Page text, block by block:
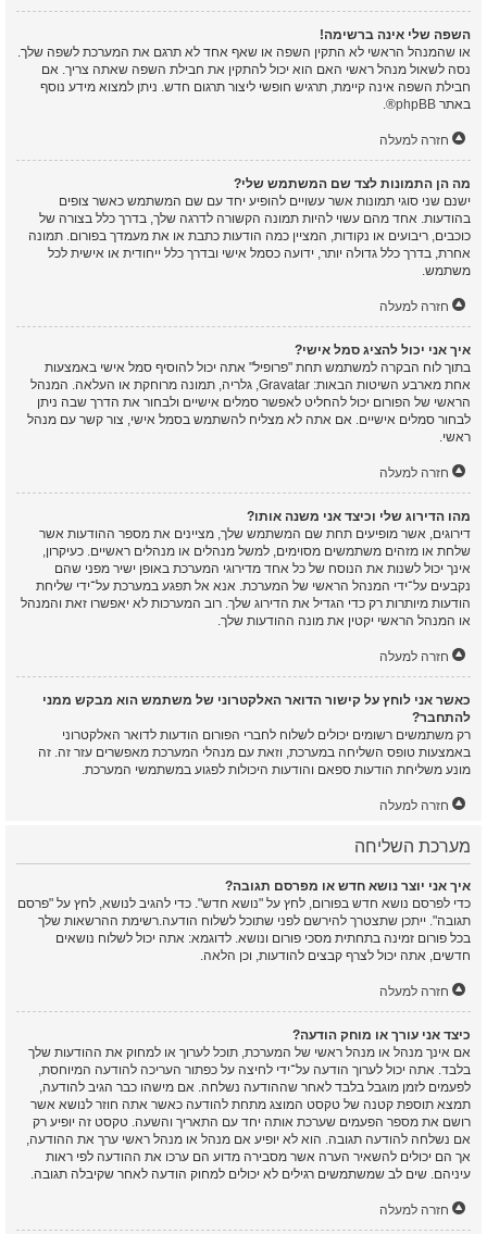
השפה שלי אינה ברשימה!
או שהמנהל הראשי לא התקין השפה או שאף אחד לא תרגם את המערכת לשפה שלך.
נסה לשאול מנהל ראשי האם הוא יכול להתקין את חבילת השפה שאתה צריך. אם
חבילת השפה אינה קיימת, תרגיש חופשי ליצור תרגום חדש. ניתן למצוא מידע נוסף
באתר phpBB
®.
חזרה למעלה
מה הן התמונות לצד שם המשתמש שלי?
ישנם שני סוגי תמונות אשר עשויים להופיע יחד עם שם המשתמש כאשר צופים
בהודעות. אחד מהם עשוי להיות תמונה הקשורה לדרגה שלך, בדרך כלל בצורה של
כוכבים, ריבועים או נקודות, המציין כמה הודעות כתבת או את מעמדך בפורום. תמונה
אחרת, בדרך כלל גדולה יותר, ידועה כסמל אישי ובדרך כלל ייחודית או אישית לכל
משתמש.
חזרה למעלה
איך אני יכול להציג סמל אישי?
בתוך לוח הבקרה למשתמש תחת "פרופיל" אתה יכול להוסיף סמל אישי באמצעות
אחת מארבע השיטות הבאות: Gravatar, גלריה, תמונה מרוחקת או העלאה. המנהל
הראשי של הפורום יכול להחליט לאפשר סמלים אישיים ולבחור את הדרך שבה ניתן
לבחור סמלים אישיים. אם אתה לא מצליח להשתמש בסמל אישי, צור קשר עם מנהל
ראשי.
חזרה למעלה
מהו הדירוג שלי וכיצד אני משנה אותו?
דירוגים, אשר מופיעים תחת שם המשתמש שלך, מציינים את מספר ההודעות אשר
שלחת או מזהים משתמשים מסוימים, למשל מנהלים או מנהלים ראשיים. כעיקרון,
אינך יכול לשנות את הנוסח של כל אחד מדירוגי המערכת באופן ישיר מפני שהם
נקבעים על־ידי המנהל הראשי של המערכת. אנא אל תפגע במערכת על־ידי שליחת
הודעות מיותרות רק כדי הגדיל את הדירוג שלך. רוב המערכות לא יאפשרו זאת והמנהל
או המנהל הראשי יקטין את מונה ההודעות שלך.
חזרה למעלה
כאשר אני לוחץ על קישור הדואר האלקטרוני של משתמש הוא מבקש ממני
להתחבר?
רק משתמשים רשומים יכולים לשלוח לחברי הפורום הודעות לדואר האלקטרוני
באמצעות טופס השליחה במערכת, וזאת עם מנהלי המערכת מאפשרים עזר זה. זה
מונע משליחת הודעות ספאם והודעות היכולות לפגוע במשתמשי המערכת.
חזרה למעלה
מערכת השליחה
איך אני יוצר נושא חדש או מפרסם תגובה?
כדי לפרסם נושא חדש בפורום, לחץ על "נושא חדש". כדי להגיב לנושא, לחץ על "פרסם
תגובה". ייתכן שתצטרך להירשם לפני שתוכל לשלוח הודעה.רשימת ההרשאות שלך
בכל פורום זמינה בתחתית מסכי פורום ונושא. לדוגמא: אתה יכול לשלוח נושאים
חדשים, אתה יכול לצרף קבצים להודעות, וכן הלאה.
חזרה למעלה
כיצד אני עורך או מוחק הודעה?
אם אינך מנהל או מנהל ראשי של המערכת, תוכל לערוך או למחוק את ההודעות שלך
בלבד. אתה יכול לערוך הודעה על־ידי לחיצה על כפתור העריכה להודעה המיוחסת,
לפעמים לזמן מוגבל בלבד לאחר שההודעה נשלחה. אם מישהו כבר הגיב להודעה,
תמצא תוספת קטנה של טקסט המוצג מתחת להודעה כאשר אתה חוזר לנושא אשר
רושם את מספר הפעמים שערכת אותה יחד עם התאריך והשעה. טקסט זה יופיע רק
אם נשלחה להודעה תגובה. הוא לא יופיע אם מנהל או מנהל ראשי ערך את ההודעה,
אך הם יכולים להשאיר הערה אשר מסבירה מדוע הם ערכו את ההודעה לפי ראות
עיניהם. שים לב שמשתמשים רגילים לא יכולים למחוק הודעה לאחר שקיבלה תגובה.
חזרה למעלה